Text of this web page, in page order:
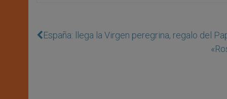
España: llega la Virgen peregrina, regalo del